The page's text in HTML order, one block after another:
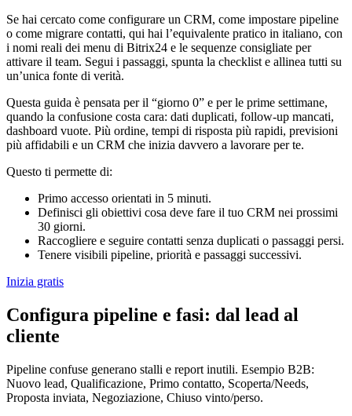
Se hai cercato come configurare un CRM, come impostare pipeline
o come migrare contatti, qui hai l’equivalente pratico in italiano, con
i nomi reali dei menu di Bitrix24 e le sequenze consigliate per
attivare il team. Segui i passaggi, spunta la checklist e allinea tutti su
un’unica fonte di verità.
Questa guida è pensata per il “giorno 0” e per le prime settimane,
quando la confusione costa cara: dati duplicati, follow-up mancati,
dashboard vuote. Più ordine, tempi di risposta più rapidi, previsioni
più affidabili e un CRM che inizia davvero a lavorare per te.
Questo ti permette di:
Primo accesso orientati in 5 minuti.
Definisci gli obiettivi cosa deve fare il tuo CRM nei prossimi
30 giorni.
Raccogliere e seguire contatti senza duplicati o passaggi persi.
Tenere visibili pipeline, priorità e passaggi successivi.
Inizia gratis
Configura pipeline e fasi: dal lead al
cliente
Pipeline confuse generano stalli e report inutili. Esempio B2B:
Nuovo lead, Qualificazione, Primo contatto, Scoperta/Needs,
Proposta inviata, Negoziazione, Chiuso vinto/perso.